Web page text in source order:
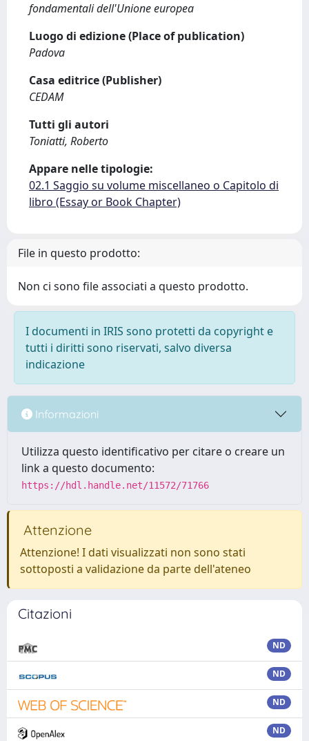
fondamentali dell'Unione europea
Luogo di edizione (Place of publication)
Padova
Casa editrice (Publisher)
CEDAM
Tutti gli autori
Toniatti, Roberto
Appare nelle tipologie:
02.1 Saggio su volume miscellaneo o Capitolo di
libro (Essay or Book Chapter)
File in questo prodotto:
Non ci sono file associati a questo prodotto.
I documenti in IRIS sono protetti da copyright e
tutti i diritti sono riservati, salvo diversa
indicazione
Informazioni
Utilizza questo identificativo per citare o creare un
link a questo documento:
https://hdl.handle.net/11572/71766
Attenzione
Attenzione! I dati visualizzati non sono stati
sottoposti a validazione da parte dell'ateneo
Citazioni
ND
ND
ND
ND